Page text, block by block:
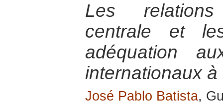
Les
centrale et
adéquation
internationaux
José Pablo Batista,